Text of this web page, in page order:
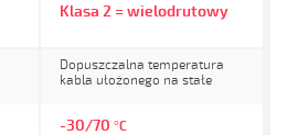
Klasa 2 = wielodrutowy
Dopuszczalna temperatura
kabla ułożonego na stałe
-30/70 °C